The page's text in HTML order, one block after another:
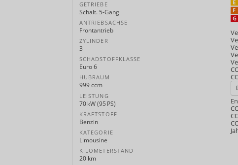
GETRIEBE
Schalt. 5-Gang
ANTRIEBSACHSE
Frontantrieb
ZYLINDER
3
SCHADSTOFFKLASSE
Euro 6
HUBRAUM
999 ccm
LEISTUNG
70 kW (95 PS)
KRAFTSTOFF
Benzin
KATEGORIE
Limousine
KILOMETERSTAND
20 km